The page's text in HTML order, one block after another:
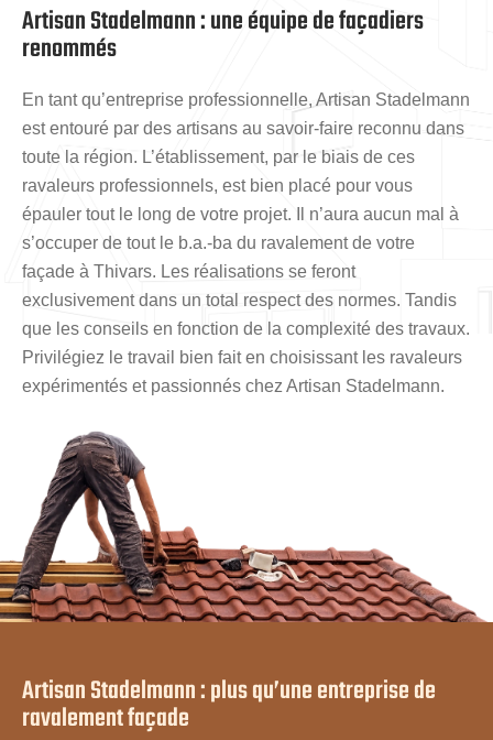
Artisan Stadelmann : une équipe de façadiers
renommés
En tant qu’entreprise professionnelle, Artisan Stadelmann
est entouré par des artisans au savoir-faire reconnu dans
toute la région. L’établissement, par le biais de ces
ravaleurs professionnels, est bien placé pour vous
épauler tout le long de votre projet. Il n’aura aucun mal à
s’occuper de tout le b.a.-ba du ravalement de votre
façade à Thivars. Les réalisations se feront
exclusivement dans un total respect des normes. Tandis
que les conseils en fonction de la complexité des travaux.
Privilégiez le travail bien fait en choisissant les ravaleurs
expérimentés et passionnés chez Artisan Stadelmann.
Artisan Stadelmann : plus qu’une entreprise de
ravalement façade